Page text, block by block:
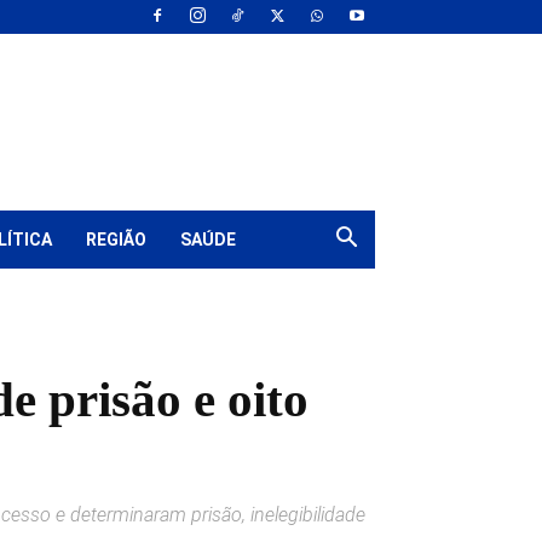
REGIÃO SAÚDE
prisão e oito
e determinaram prisão, inelegibilidade